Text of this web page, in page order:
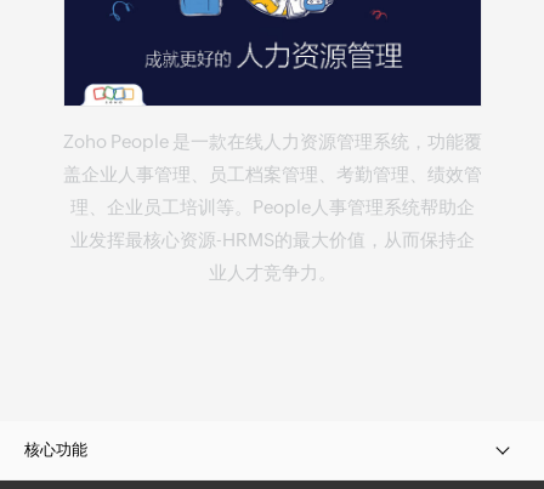
Zoho People 是一款在线人力资源管理系统 ，功能覆
盖企业人事管理、员工档案管理、考勤管理、绩效管
理、企业员工培训等。People人事管理系统帮助企
业发挥最核心资源-HRMS的最大价值，从而保持企
业人才竞争力。
核心功能